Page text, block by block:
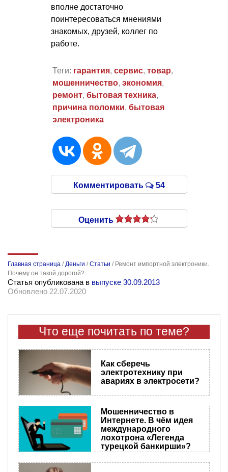
вполне достаточно
поинтересоваться мнениями
знакомых, друзей, коллег по
работе.
Теги: гарантия, сервис, товар,
мошенничество, экономия,
ремонт, бытовая техника,
причина поломки, бытовая
электроника
Комментировать 54
Оценить
Главная страница /Деньги /Статьи / Ремонт импортной электроники.
Почему он такой дорогой?
Статья опубликована в выпуске 30.09.2013
Обновлено 22.07.2020
Что еще почитать по теме?
Как сберечь
электротехнику при
авариях в электросети?
Мошенничество в
Интернете. В чём идея
международного
лохотрона «Легенда
турецкой банкирши»?